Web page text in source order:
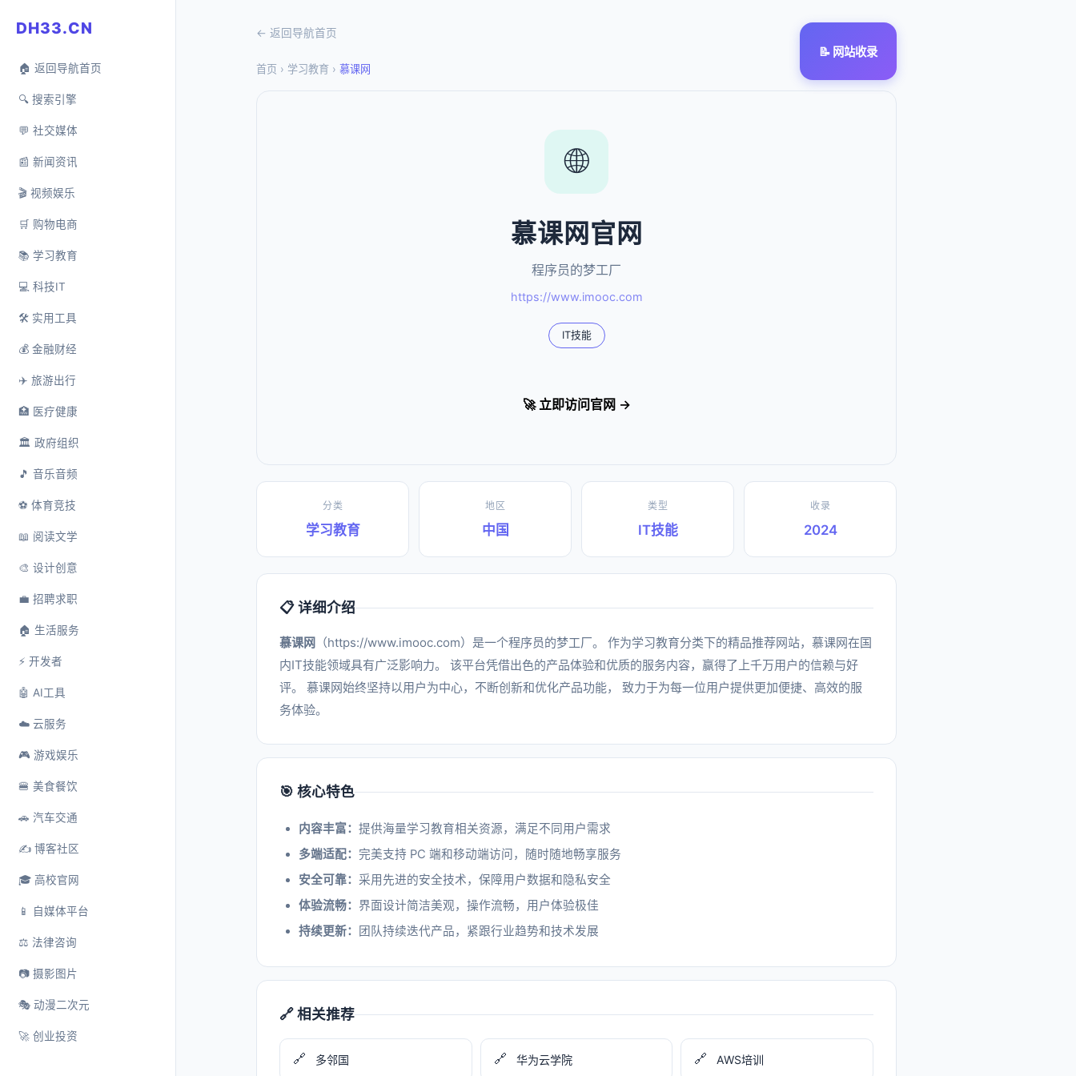
DH33.CN
🏠 返回导航首页
🔍 搜索引擎
💬 社交媒体
📰 新闻资讯
🎬 视频娱乐
🛒 购物电商
📚 学习教育
💻 科技IT
🛠️ 实用工具
💰 金融财经
✈️ 旅游出行
🏥 医疗健康
🏛️ 政府组织
🎵 音乐音频
⚽ 体育竞技
📖 阅读文学
🎨 设计创意
💼 招聘求职
🏠 生活服务
⚡ 开发者
🤖 AI工具
☁️ 云服务
🎮 游戏娱乐
🍔 美食餐饮
🚗 汽车交通
✍️ 博客社区
🎓 高校官网
📱 自媒体平台
⚖️ 法律咨询
📷 摄影图片
🎭 动漫二次元
🚀 创业投资
📝 网站收录
← 返回导航首页
首页 › 学习教育 › 慕课网
🌐
慕课网官网
程序员的梦工厂
https://www.imooc.com
IT技能
🚀 立即访问官网 →
分类
学习教育
地区
中国
类型
IT技能
收录
2024
📋 详细介绍
慕课网 （https://www.imooc.com）是一个程序员的梦工厂。 作为学习教育分类下的精品推荐网站，慕课网在国
内IT技能领域具有广泛影响力。 该平台凭借出色的产品体验和优质的服务内容，赢得了上千万用户的信赖与好
评。 慕课网始终坚持以用户为中心，不断创新和优化产品功能， 致力于为每一位用户提供更加便捷、高效的服
务体验。
🎯 核心特色
内容丰富： 提供海量学习教育相关资源，满足不同用户需求
多端适配： 完美支持 PC 端和移动端访问，随时随地畅享服务
安全可靠： 采用先进的安全技术，保障用户数据和隐私安全
体验流畅： 界面设计简洁美观，操作流畅，用户体验极佳
持续更新：
团队持续迭代产品，紧跟行业趋势和技术发展
🔗 相关推荐
🔗 多邻国 🔗 华为云学院 🔗 AWS培训